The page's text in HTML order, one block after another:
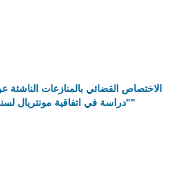
الاختصاص القضائي بالمنازعات الناشئة
"دراسة في اتفاقية مونتريال لسنة 1999 والقانون الإماراتي"